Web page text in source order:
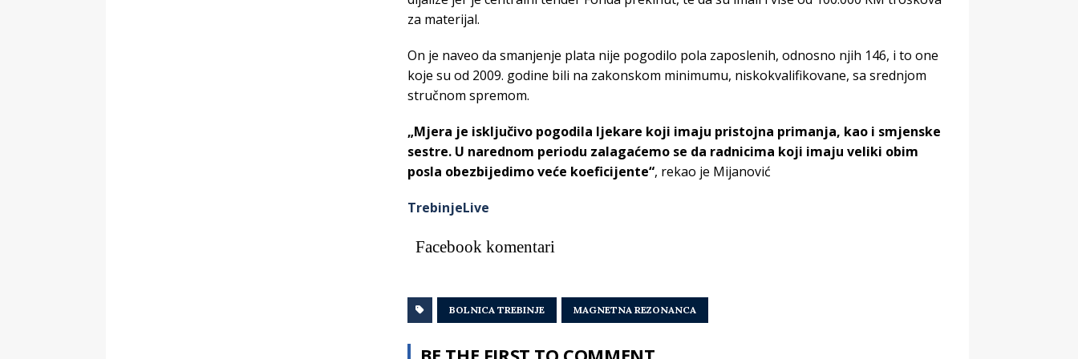
za materijal.
On je naveo da smanjenje plata nije pogodilo pola zaposlenih, odnosno njih 146, i to one
koje su od 2009. godine bili na zakonskom minimumu, niskokvalifikovane, sa srednjom
stručnom spremom.
„Mjera je isključivo pogodila ljekare koji imaju pristojna primanja, kao i smjenske
sestre. U narednom periodu zalagaćemo se da radnicima koji imaju veliki obim
posla obezbijedimo veće koeficijente“, rekao je Mijanović
TrebinjeLive
Facebook komentari
BOLNICA TREBINJE MAGNETNA REZONANCA